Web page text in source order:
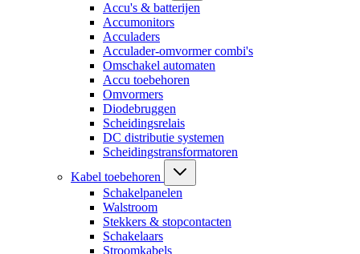
Accu's & batterijen
Accumonitors
Acculaders
Acculader-omvormer combi's
Omschakel automaten
Accu toebehoren
Omvormers
Diodebruggen
Scheidingsrelais
DC distributie systemen
Scheidingstransformatoren
Kabel toebehoren
Schakelpanelen
Walstroom
Stekkers & stopcontacten
Schakelaars
Stroomkabels